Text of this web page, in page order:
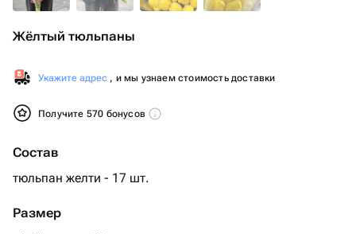
Жёлтый тюльпаны
Укажите адрес , и мы узнаем стоимость доставки
Получите 570 бонусов
Состав
тюльпан желти - 17 шт.
Размер